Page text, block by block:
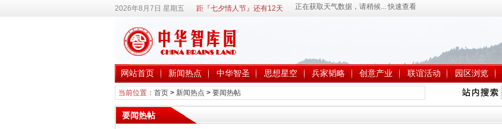
2026年8月7日 星期五 距『七夕情人节』还有12天
网站首页 新闻热点 中华智圣 思想星空 兵家韬略 创意产业 联谊活动 园区浏览
当前位置： 首页> 新闻热点 > 要闻热帖
要闻热帖